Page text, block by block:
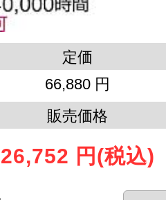
定価
66,880 円
販売価格
26,752 円 (税込)